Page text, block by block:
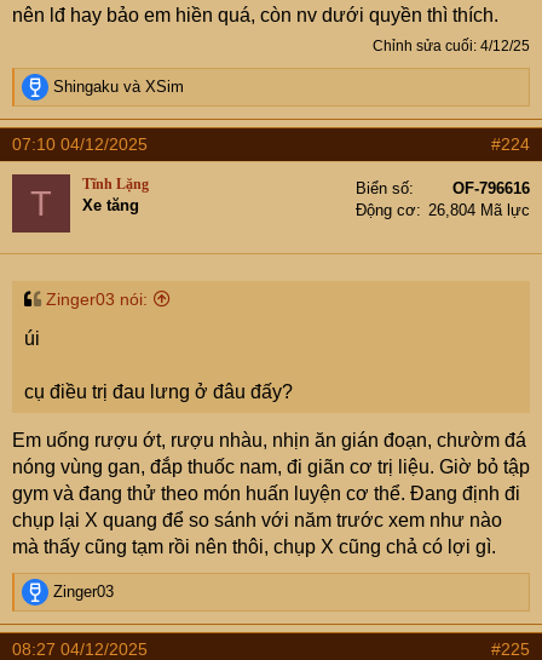
nên lđ hay bảo em hiền quá, còn nv dưới quyền thì thích.
Chỉnh sửa cuối: 4/12/25
R
e
a
c
t
n
s
Shingaku và XSim
07:10 04/12/2025 #224
T Tĩnh Lặng
Xe tăng
Biển số
OF-796616
Động cơ
26,804 Mã lực
Zinger03 nói:
úi
cụ điều trị đau lưng ở đâu đấy?
Em uống rượu ớt, rượu nhàu, nhịn ăn gián đoạn, chườm đá
nóng vùng gan, đắp thuốc nam, đi giãn cơ trị liệu. Giờ bỏ tập
gym và đang thử theo món huấn luyện cơ thể. Đang định đi
chụp lại X quang để so sánh với năm trước xem như nào
mà thấy cũng tạm rồi nên thôi, chụp X cũng chả có lợi gì.
R
e
a
Zinger03
08:27 04/12/2025 #225